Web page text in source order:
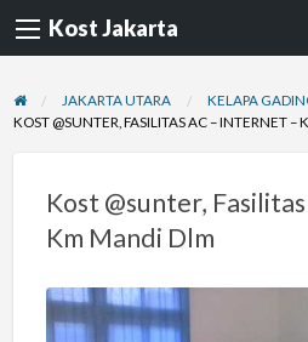
Kost Jakarta
JAKARTA UTARA
KELAPA
KOST @SUNTER, FASILITAS AC – INTERNET
Kost @sunter,
Km Mandi Dlm